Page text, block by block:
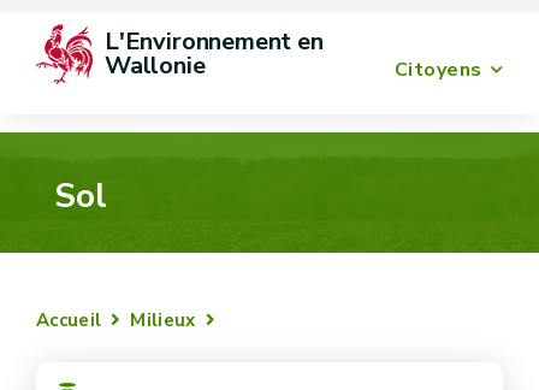
Citoyens
L'Environnement en
Wallonie
Sol
Accueil Milieux